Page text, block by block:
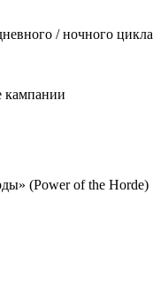
/ ночного цикла
кампании
(Power of the Horde)